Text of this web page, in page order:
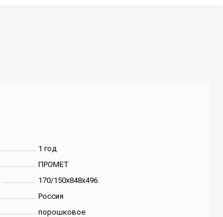
1 год
ПРОМЕТ
170/150х848х496
Россия
порошковое